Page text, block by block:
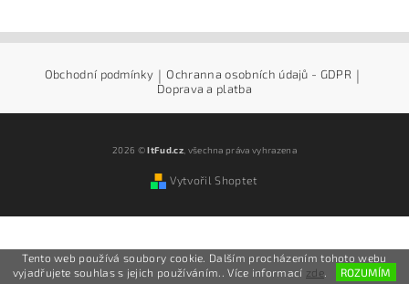
Obchodní podmínky | Ochranna osobních údajů - GDPR |
Doprava a platba
2026 ©ItFud.cz, všechna práva vyhrazena
Vytvořil Shoptet
Tento web používá soubory cookie. Dalším procházením tohoto webu
vyjadřujete souhlas s jejich používáním.. Více informací zde. ROZUMÍM